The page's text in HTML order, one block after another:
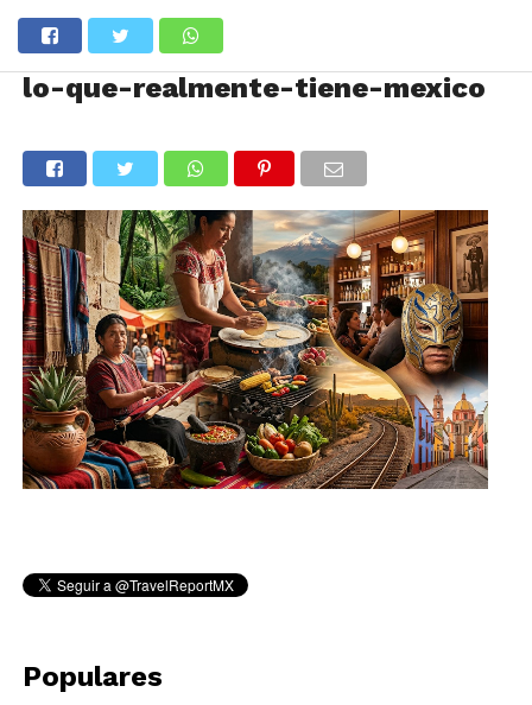
lo-que-realmente-tiene-mexico
Populares